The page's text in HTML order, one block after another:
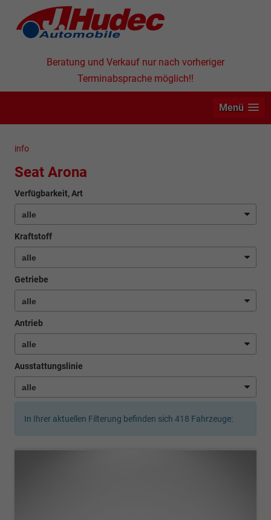
Beratung und Verkauf nur nach vorheriger
Terminabsprache möglich!!
Menü
info
Seat Arona
Verfügbarkeit, Art
Kraftstoff
Getriebe
Antrieb
Ausstattungslinie
In Ihrer aktuellen Filterung befinden sich 418 Fahrzeuge: